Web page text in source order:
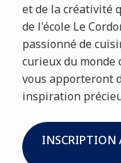
et de la créativité
de l'école Le
passionné de
curieux du
vous apporteront
inspiration
INSCRIPTION